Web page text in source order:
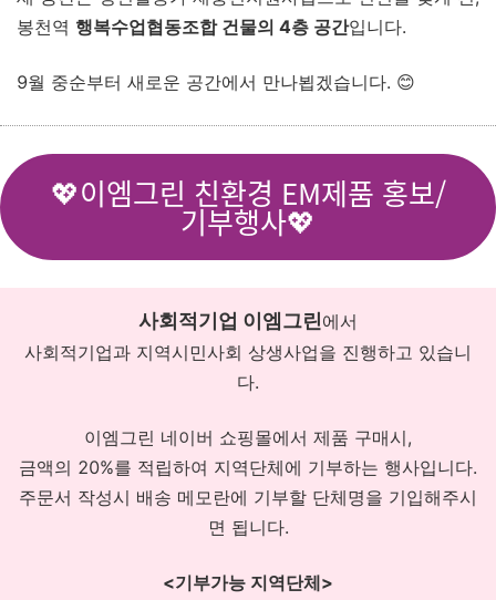
봉천역 행복수업협동조합 건물의 4층 공간입니다.
9월 중순부터 새로운 공간에서 만나뵙겠습니다. 😊
💖이엠그린 친환경 EM제품 홍보/
기부행사💖
사회적기업 이엠그린에서
사회적기업과 지역시민사회 상생사업을 진행하고 있습니
다.
이엠그린 네이버 쇼핑몰에서 제품 구매시,
금액의 20%를 적립하여 지역단체에 기부하는 행사입니다.
주문서 작성시 배송 메모란에 기부할 단체명을 기입해주시
면 됩니다.
<기부가능 지역단체>